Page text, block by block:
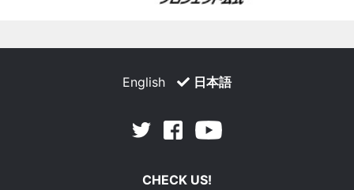
English 日本語
Twitter Facebook
CHECK US!